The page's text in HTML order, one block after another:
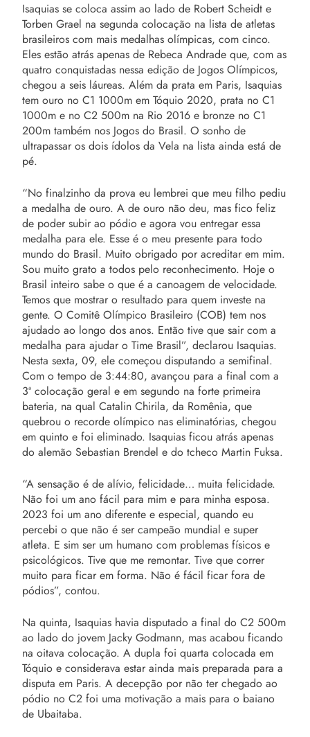
Isaquias se coloca assim ao lado de Robert Scheidt e
Torben Grael na segunda colocação na lista de atletas
brasileiros com mais medalhas olímpicas, com cinco.
Eles estão atrás apenas de Rebeca Andrade que, com as
quatro conquistadas nessa edição de Jogos Olímpicos,
chegou a seis láureas. Além da prata em Paris, Isaquias
tem ouro no C1 1000m em Tóquio 2020, prata no C1
1000m e no C2 500m na Rio 2016 e bronze no C1
200m também nos Jogos do Brasil. O sonho de
ultrapassar os dois ídolos da Vela na lista ainda está de
pé.
“No finalzinho da prova eu lembrei que meu filho pediu
a medalha de ouro. A de ouro não deu, mas fico feliz
de poder subir ao pódio e agora vou entregar essa
medalha para ele. Esse é o meu presente para todo
mundo do Brasil. Muito obrigado por acreditar em mim.
Sou muito grato a todos pelo reconhecimento. Hoje o
Brasil inteiro sabe o que é a canoagem de velocidade.
Temos que mostrar o resultado para quem investe na
gente. O Comitê Olímpico Brasileiro (COB) tem nos
ajudado ao longo dos anos. Então tive que sair com a
medalha para ajudar o Time Brasil”, declarou Isaquias.
Nesta sexta, 09, ele começou disputando a semifinal.
Com o tempo de 3:44:80, avançou para a final com a
3ª colocação geral e em segundo na forte primeira
bateria, na qual Catalin Chirila, da Romênia, que
quebrou o recorde olímpico nas eliminatórias, chegou
em quinto e foi eliminado. Isaquias ficou atrás apenas
do alemão Sebastian Brendel e do tcheco Martin Fuksa.
“A sensação é de alívio, felicidade… muita felicidade.
Não foi um ano fácil para mim e para minha esposa.
2023 foi um ano diferente e especial, quando eu
percebi o que não é ser campeão mundial e super
atleta. E sim ser um humano com problemas físicos e
psicológicos. Tive que me remontar. Tive que correr
muito para ficar em forma. Não é fácil ficar fora de
pódios”, contou.
Na quinta, Isaquias havia disputado a final do C2 500m
ao lado do jovem Jacky Godmann, mas acabou ficando
na oitava colocação. A dupla foi quarta colocada em
Tóquio e considerava estar ainda mais preparada para a
disputa em Paris. A decepção por não ter chegado ao
pódio no C2 foi uma motivação a mais para o baiano
de Ubaitaba.